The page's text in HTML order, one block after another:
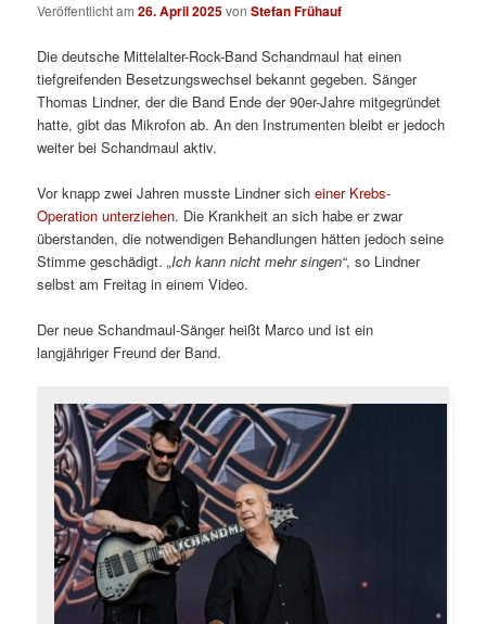
Veröffentlicht am26. April 2025vonStefan Frühauf
Die deutsche Mittelalter-Rock-Band Schandmaul hat einen
tiefgreifenden Besetzungswechsel bekannt gegeben. Sänger
Thomas Lindner, der die Band Ende der 90er-Jahre mitgegründet
hatte, gibt das Mikrofon ab. An den Instrumenten bleibt er jedoch
weiter bei Schandmaul aktiv.
Vor knapp zwei Jahren musste Lindner sicheiner Krebs-
Operation unterziehen. Die Krankheit an sich habe er zwar
überstanden, die notwendigen Behandlungen hätten jedoch seine
Stimme geschädigt.„Ich kann nicht mehr singen“, so Lindner
selbst am Freitag in einem Video.
Der neue Schandmaul-Sänger heißt Marco und ist ein
langjähriger Freund der Band.